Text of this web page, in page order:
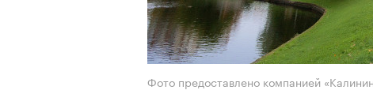
Фото предоставлено компанией